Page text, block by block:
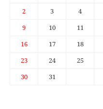
2
3 4
9
10 11
16
17 18
23
24 25
30
31